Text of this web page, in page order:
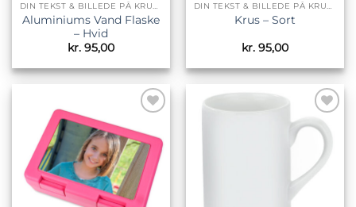
DIN TEKST & BILLEDE PÅ KRUS & TILBEHØR
Aluminiums Vand Flaske
– Hvid
kr. 95,00
DIN TEKST & BILLEDE PÅ KRUS & TILBEHØR
Krus – Sort
kr. 95,00
Tilføj til
ønskeliste
Tilføj til
ønskeliste